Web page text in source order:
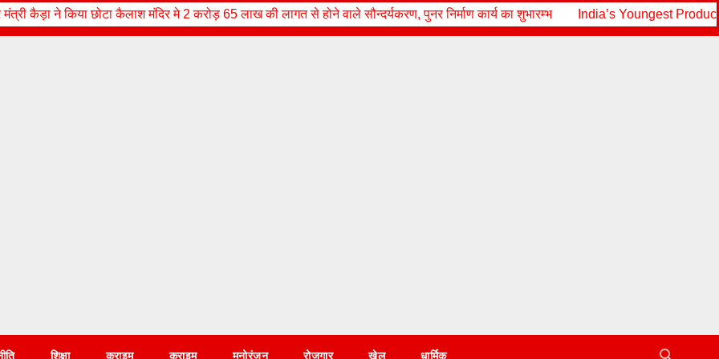
कैलाश मंदिर मे 2 करोड़ 65 लाख की लागत से होने वाले सौन्दर्यकरण, पुनर निर्माण कार्य का शुभारम्भ India’s Youngest Producer Kartik
शिक्षा क्राइम क्राइम मनोरंजन रोज़गार खेल धार्मिक